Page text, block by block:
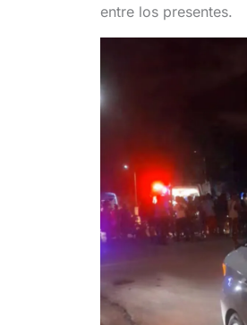
entre los presentes.